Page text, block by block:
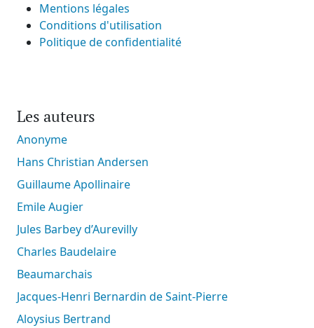
Mentions légales
Conditions d'utilisation
Politique de confidentialité
Les auteurs
Anonyme
Hans Christian Andersen
Guillaume Apollinaire
Emile Augier
Jules Barbey d’Aurevilly
Charles Baudelaire
Beaumarchais
Jacques-Henri Bernardin de Saint-Pierre
Aloysius Bertrand